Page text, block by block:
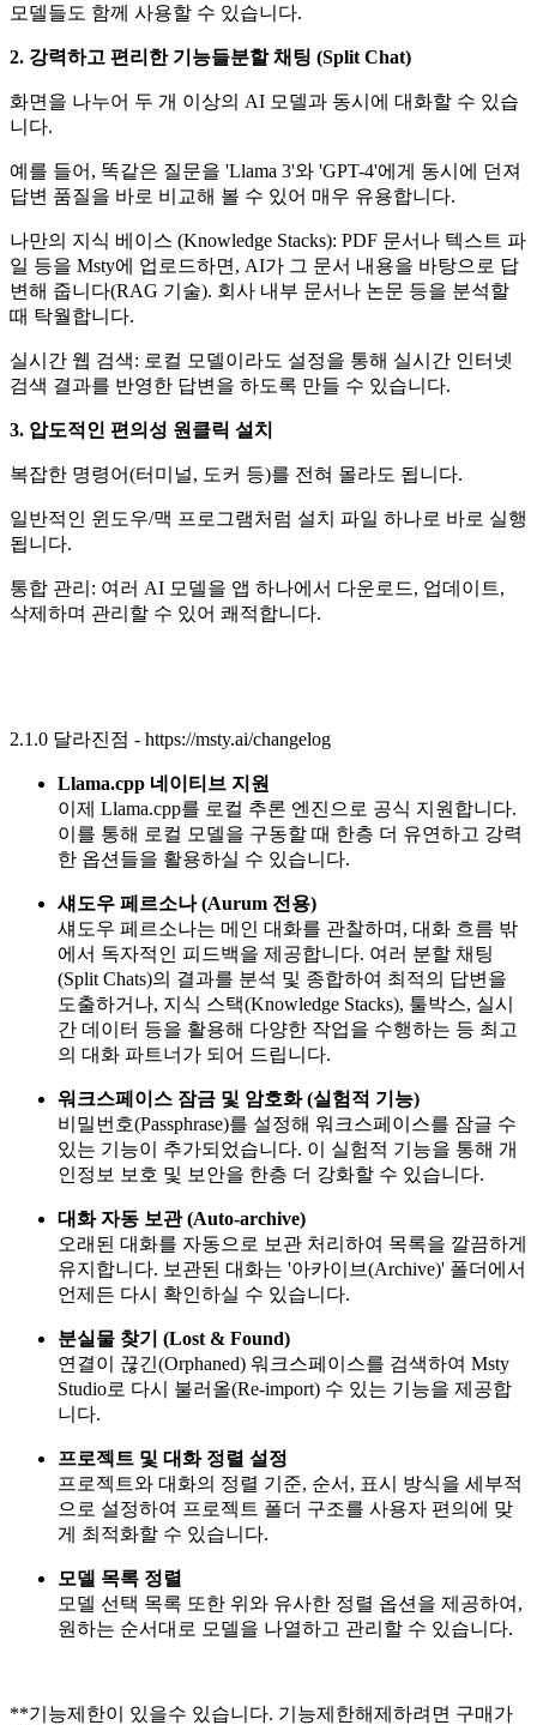
모델들도 함께 사용할 수 있습니다.
2. 강력하고 편리한 기능들분할 채팅 (Split Chat)
화면을 나누어 두 개 이상의 AI 모델과 동시에 대화할 수 있습
니다.
예를 들어, 똑같은 질문을 'Llama 3'와 'GPT-4'에게 동시에 던져
답변 품질을 바로 비교해 볼 수 있어 매우 유용합니다.
나만의 지식 베이스 (Knowledge Stacks): PDF 문서나 텍스트 파
일 등을 Msty에 업로드하면, AI가 그 문서 내용을 바탕으로 답
변해 줍니다(RAG 기술). 회사 내부 문서나 논문 등을 분석할
때 탁월합니다.
실시간 웹 검색: 로컬 모델이라도 설정을 통해 실시간 인터넷
검색 결과를 반영한 답변을 하도록 만들 수 있습니다.
3. 압도적인 편의성 원클릭 설치
복잡한 명령어(터미널, 도커 등)를 전혀 몰라도 됩니다.
일반적인 윈도우/맥 프로그램처럼 설치 파일 하나로 바로 실행
됩니다.
통합 관리: 여러 AI 모델을 앱 하나에서 다운로드, 업데이트,
삭제하며 관리할 수 있어 쾌적합니다.
2.1.0 달라진점 - https://msty.ai/changelog
Llama.cpp 네이티브 지원
이제 Llama.cpp를 로컬 추론 엔진으로 공식 지원합니다.
이를 통해 로컬 모델을 구동할 때 한층 더 유연하고 강력
한 옵션들을 활용하실 수 있습니다.
섀도우 페르소나 (Aurum 전용)
섀도우 페르소나는 메인 대화를 관찰하며, 대화 흐름 밖
에서 독자적인 피드백을 제공합니다. 여러 분할 채팅
(Split Chats)의 결과를 분석 및 종합하여 최적의 답변을
도출하거나, 지식 스택(Knowledge Stacks), 툴박스, 실시
간 데이터 등을 활용해 다양한 작업을 수행하는 등 최고
의 대화 파트너가 되어 드립니다.
워크스페이스 잠금 및 암호화 (실험적 기능)
비밀번호(Passphrase)를 설정해 워크스페이스를 잠글 수
있는 기능이 추가되었습니다. 이 실험적 기능을 통해 개
인정보 보호 및 보안을 한층 더 강화할 수 있습니다.
대화 자동 보관 (Auto-archive)
오래된 대화를 자동으로 보관 처리하여 목록을 깔끔하게
유지합니다. 보관된 대화는 '아카이브(Archive)' 폴더에서
언제든 다시 확인하실 수 있습니다.
분실물 찾기 (Lost & Found)
연결이 끊긴(Orphaned) 워크스페이스를 검색하여 Msty
Studio로 다시 불러올(Re-import) 수 있는 기능을 제공합
니다.
프로젝트 및 대화 정렬 설정
프로젝트와 대화의 정렬 기준, 순서, 표시 방식을 세부적
으로 설정하여 프로젝트 폴더 구조를 사용자 편의에 맞
게 최적화할 수 있습니다.
모델 목록 정렬
모델 선택 목록 또한 위와 유사한 정렬 옵션을 제공하여,
원하는 순서대로 모델을 나열하고 관리할 수 있습니다.
**기능제한이 있을수 있습니다. 기능제한해제하려면 구매가